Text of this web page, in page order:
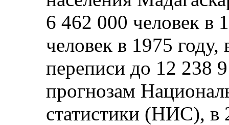
6 462 000 человек в
человек в 1975
переписи до 12 238
прогнозам
статистики (НИС), в